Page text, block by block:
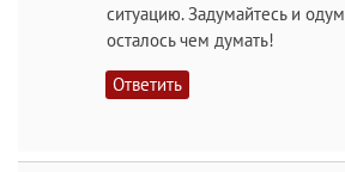
ситуацию. Задумайтесь и
осталось чем думать!
Ответить